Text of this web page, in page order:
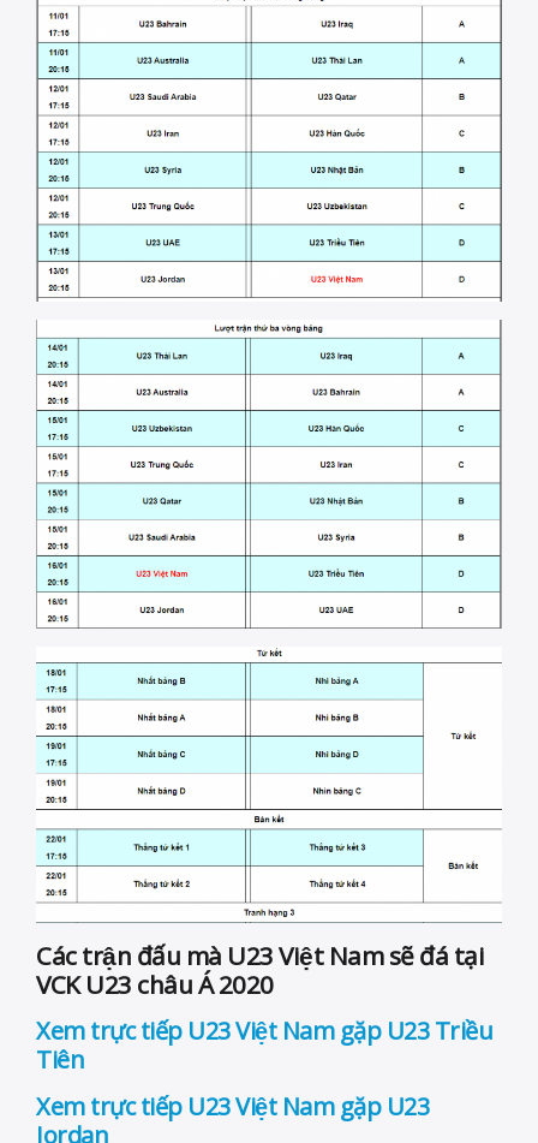
Các trận đấu mà U23 Việt Nam sẽ đá tại
VCK U23 châu Á 2020
Xem trực tiếp U23 Việt Nam gặp U23 Triều
Tiên
Xem trực tiếp U23 Việt Nam gặp U23
Jordan